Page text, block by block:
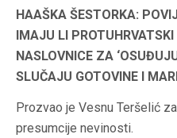
HAAŠKA ŠESTORKA:
IMAJU LI
NASLOVNICE ZA
SLUČAJU GOTOVINE I
Prozvao je Vesnu Teršelić
presumcije nevinosti.